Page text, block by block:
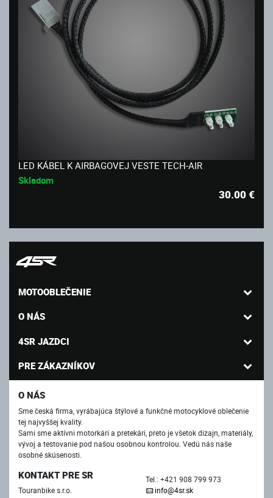
LED KÁBEL K AIRBAGOVEJ VESTE TECH-AIR
Skladom
30.00€
MOTOOBLEČENIE
O NÁS
4SR JAZDCI
PRE ZÁKAZNÍKOV
O NÁS
Sme česká firma, vyrábajúca štýlové a funkčné motocyklové oblečenie
tej najvyššej kvality.
Sami sme aktívni motorkári a pretekári, preto je všetok dizajn, materiály,
vývoj a testovanie pod našou osobnou kontrolou. Vedú nás naše
osobné skúsenosti.
KONTAKT PRE SR
Touranbike s.r.o.
Tel.: +421 908 799 973
info@4sr.sk